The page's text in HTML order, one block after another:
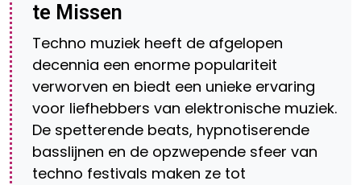
te Missen
Techno muziek heeft de afgelopen
decennia een enorme populariteit
verworven en biedt een unieke ervaring
voor liefhebbers van elektronische muziek.
De spetterende beats, hypnotiserende
basslijnen en de opzwepende sfeer van
techno festivals maken ze tot